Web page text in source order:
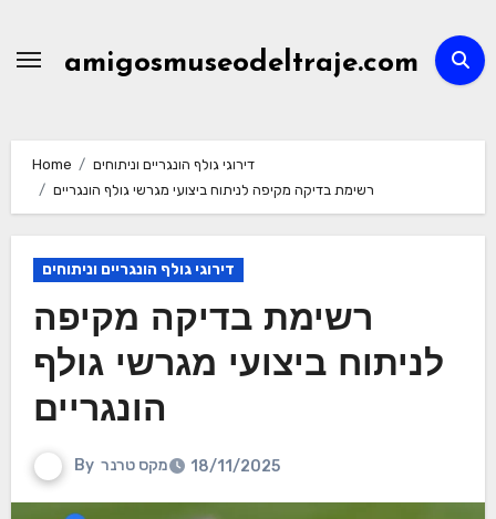
contentamigosmuseodeltraje.com
Home
דירוגי גולף הונגריים וניתוחים
רשימת בדיקה מקיפה לניתוח ביצועי מגרשי גולף הונגריים
דירוגי גולף הונגריים וניתוחים
רשימת בדיקה מקיפה
לניתוח ביצועי מגרשי גולף
הונגריים
By מקס טרנר 18/11/2025